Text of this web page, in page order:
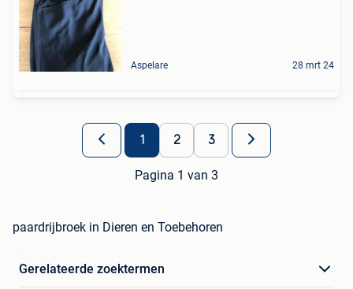
Aspelare 28 mrt 24
1 2 3
Pagina 1 van 3
paardrijbroek in Dieren en Toebehoren
Gerelateerde zoektermen